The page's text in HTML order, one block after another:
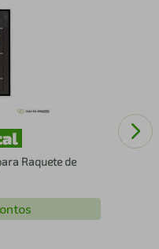
Raquete de